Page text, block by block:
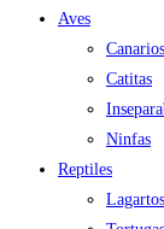
Aves
Canarios
Catitas
Ninfas
Reptiles
Lagartos